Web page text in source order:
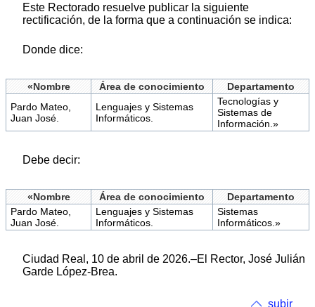
Este Rectorado resuelve publicar la siguiente
rectificación, de la forma que a continuación se indica:
Donde dice:
«Nombre Área de conocimiento
Departamento
Pardo Mateo,
Juan José.
Lenguajes y Sistemas
Informáticos.
Tecnologías y
Sistemas de
Información.»
Debe decir:
«Nombre Área de conocimiento
Departamento
Pardo Mateo,
Juan José.
Lenguajes y Sistemas
Informáticos.
Sistemas
Informáticos.»
Ciudad Real, 10 de abril de 2026.–El Rector, José Julián
Garde López-Brea.
subir